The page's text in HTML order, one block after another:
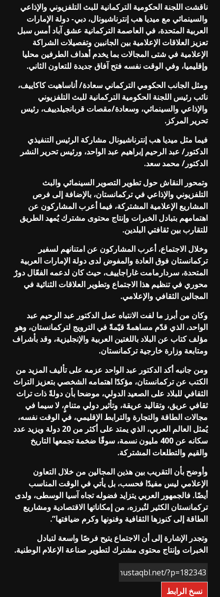
ناقشت اللجنة الحكومية التركمانية للبث التلفزيوني والإذاعي
والسينمائي مع ميديا هب إنترناشيونال، دبي- دولة الإمارات
العربية المتحدة، في العاصمة التركمانية عشق آباد أمس سبل
تعزيز العلاقات الإعلامية بين الجانبين وتفصيلات الشراكة
الإعلامية في شتى المجالات بما يخدم أهداف الطرفين محليا
وإقليميا، وفي الوقت نفسه فتح آفاق جديدة للتعاون الثاني.
ومثل الجانب الحكومي التركماني سعادة/ أناساهيت كاكاييف،
نائب رئيس اللجنة الحكومية التركمانية للبث التلفزيوني
والإذاعي والسينمائي، وسعادة/مقصات قربانجيلدييف، رئيس
تحرير المركز.
فيما مثل ميديا هب إنترناشيونال مشاركة الرئيس التنفيذي
الدكتور/ عبد الرحيم إبراهيم عبد الواحد، ورئيس تحرير النشر
الدكتور/ محمد سعد.
وتمحور النقاش حول تطوير التصوير السينمائي والبث
التلفزيوني والإذاعي في تركمانستان، بالإضافة إلى فرص
المشاريع الإعلامية المشتركة، فيما أعرب المشاركون عن
اهتمامهم بتبادل الخبرات وإنتاج محتوى مشترك يُمهد الطريق
للتقارب بين ثقافتي البلدين.
وخلال الاجتماع، أعرب المشاركون عن امتنانهم لسفير
تركمانستان فوق العادة والمفوض لدى دولة الإمارات العربية
المتحدة، سردارمامت غاراجاييف، حيث كان لدعمه الفعّال دورٌ
محوري في تنظيم هذا الاجتماع وتطوير العلاقات الثنائية في
المجالين الثقافي والإعلامي.
وكان من أبرز ما لفت الانتباه عمل الدكتور عبد الرحيم عبد
الواحد، الذي قدّم مساهمةً قيّمةً في الترويج لتركمانستان، وهو
مؤلف كتاب عن البلاد باللغتين العربية والإنجليزية، وقد بأشراف
ومتابعة وزارة خارجية تركمانستان.
ومن جانبه أكد الدكتور عبد الواحد عزمه على تأليف المزيد من
الكتب عن تركمانستان، مؤكدًا اهتمامه الشخصي بتعزيز التراث
الثقافي للبلاد على الصعيد الدولي، موضحا بأن دولةً ذات تراث
ثقافي عريق، وتقاليد عريقة، وتأثير دولي متنامٍ، لا سيما في
مجالات الطاقة والتجارة والترابط الإقليمي، في الوقت نفسه،
يُمثل العالم العربي، الذي يمتد على أكثر من 20 دولة ويزيد عدد
سكانه عن 400 مليون نسمة، سوقًا ضخمة تجمعها التاريخ
والقيم والتطلعات المشتركة.
وأوضح بأن التقريب بين هذين المجالين من خلال التعاون
الإعلامي ليس مفيدًا فحسب، بل يأتي في الوقت المناسب
أيضًا. فالجمهور العربي يتزايد فضوله تجاه آسيا الوسطى، ولدى
تركمانستان الكثير لتُبرزه، من إمكاناتها الاقتصادية ومشاريع
الطاقة إلى كنوزها الثقافية وفنونها وكرم ضيافتها”.
وتجدر الإشارة إلى أن الاجتماع يتيح فرصًا واسعة لتبادل
الخبرات وإنتاج محتوى مشترك لتطوير صناعة الإعلام الوطنية.
نسخ الرابط